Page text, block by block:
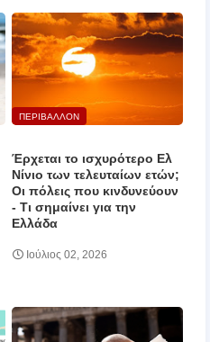
ΠΕΡΙΒΑΛΛΟΝ
Έρχεται το ισχυρότερο Ελ
Νίνιο των τελευταίων ετών;
Οι πόλεις που κινδυνεύουν
‑ Τι σημαίνει για την
Ελλάδα
Ιούλιος 02, 2026